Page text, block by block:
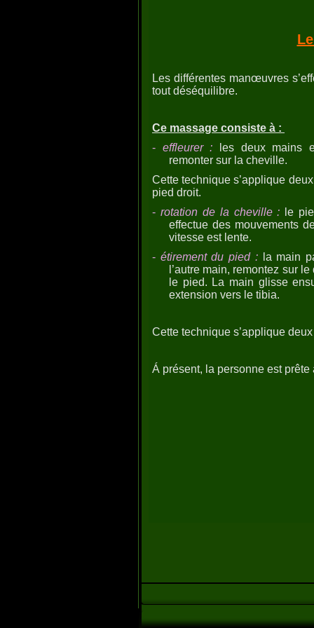
Les différentes manœuvres
tout déséquilibre.
Ce massage consiste à :
- effleurer : les deux mains
remonter sur la cheville.
Cette technique s’applique
pied droit.
- rotation de la cheville : le
effectue des mouvements
vitesse est lente.
- étirement du pied :la main
l’autre main, remontez sur
le pied. La main glisse
extension vers le tibia.
Cette technique s’applique
Á présent, la personne est